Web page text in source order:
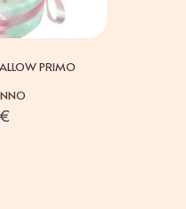
PRIMO
€